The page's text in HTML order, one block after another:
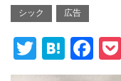
シック 広告
T
wi
H
at
F
a